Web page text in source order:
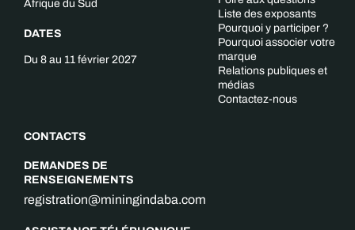
Afrique du Sud
DATES
Du 8 au 11 février 2027
CONTACTS
DEMANDES DE
RENSEIGNEMENTS
registration@miningindaba.com
Liste des exposants
Pourquoi y participer ?
Pourquoi associer votre
marque
Relations publiques et
médias
Contactez-nous